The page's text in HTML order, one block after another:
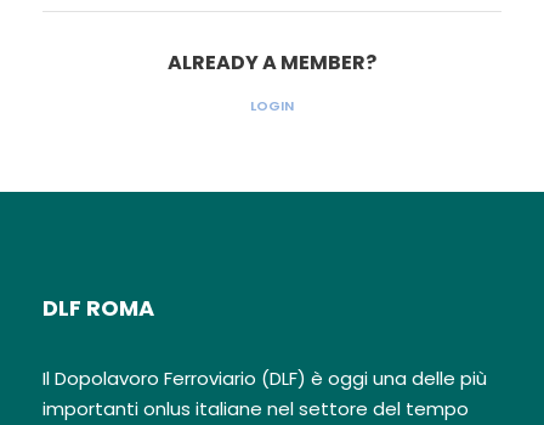
ALREADY A MEMBER?
LOGIN
DLF ROMA
Il Dopolavoro Ferroviario (DLF) è oggi una delle più
importanti onlus italiane nel settore del tempo